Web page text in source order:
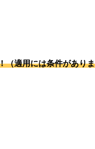
（適用には条件があり